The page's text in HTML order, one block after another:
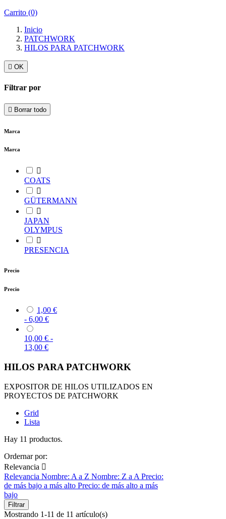
Carrito (0)
Inicio
PATCHWORK
HILOS PARA PATCHWORK
 OK
Filtrar por
 Borrar todo
Marca
Marca

COATS

GÜTERMANN

JAPAN
OLYMPUS

PRESENCIA
Precio
Precio
1,00 €
- 6,00 €
10,00 € -
13,00 €
HILOS PARA PATCHWORK
EXPOSITOR DE HILOS UTILIZADOS EN
PROYECTOS DE PATCHWORK
Grid
Lista
Hay 11 productos.
Ordernar por:
Relevancia 
Relevancia Nombre: A a Z Nombre: Z a A Precio:
de más bajo a más alto Precio: de más alto a más
bajo
Filtrar
Mostrando 1-11 de 11 artículo(s)